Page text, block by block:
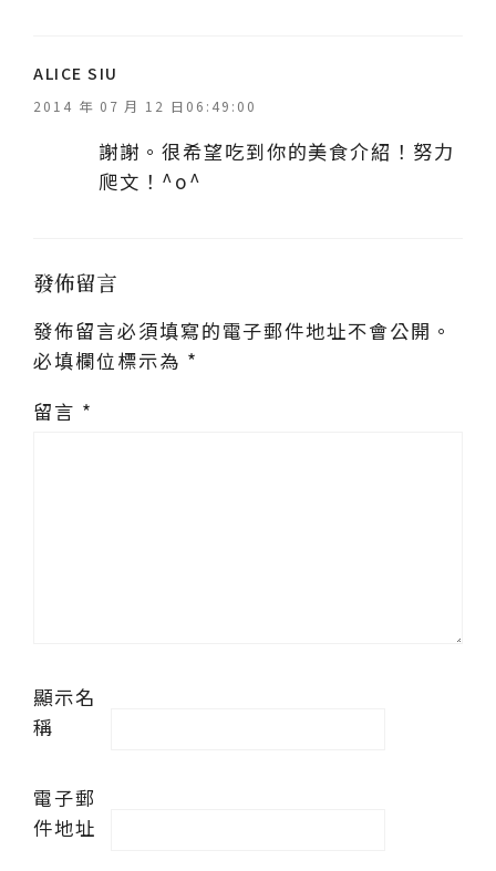
ALICE SIU
示
2014 年 07 月 12 日06:49:00
謝謝。很希望吃到你的美食介紹！努力
爬文！^o^
發佈留言
發佈留言必須填寫的電子郵件地址不會公開。
必填欄位標示為 *
留言 *
顯示名
稱
電子郵
件地址